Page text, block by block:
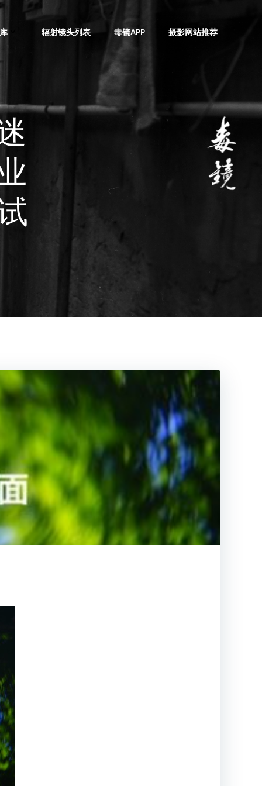
辐射镜头列表 毒镜APP 摄影网站推荐